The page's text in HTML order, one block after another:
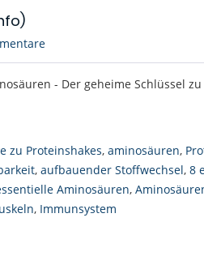
- Der geheime Schlüssel
zu Proteinshakes, aminosäuren,
, aufbauender Stoffwechsel, 8
Aminosäuren,
, Immunsystem